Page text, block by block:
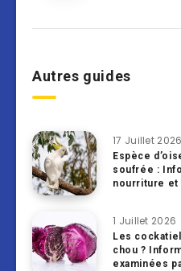
Autres guides
17 Juillet 2026
Espèce
soufrée :
nourriture et
1 Juillet 2026
Les
chou ?
examinées